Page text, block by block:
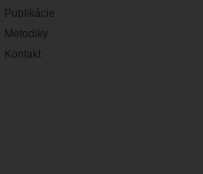
Publikácie
Metodiky
Kontakt